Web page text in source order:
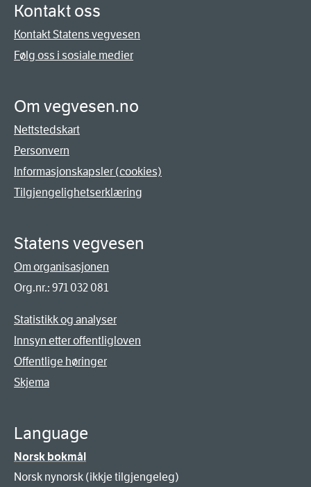
Kontakt oss
Kontakt Statens vegvesen
Følg oss i sosiale medier
Om vegvesen.no
Nettstedskart
Personvern
Informasjonskapsler (cookies)
Tilgjengelighetserklæring
Statens vegvesen
Om organisasjonen
Org.nr.: 971 032 081
Statistikk og analyser
Innsyn etter offentligloven
Offentlige høringer
Skjema
Language
Norsk bokmål
Norsk nynorsk (ikkje tilgjengeleg)